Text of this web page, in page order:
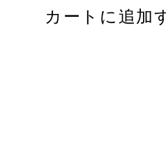
カートに追加